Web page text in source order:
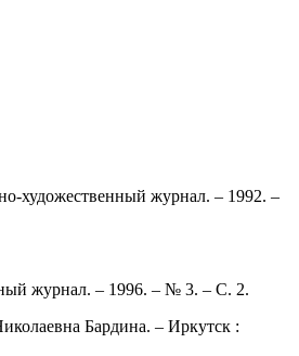
художественный журнал. – 1992. –
журнал. – 1996. – № 3. – С. 2.
Бардина. – Иркутск :